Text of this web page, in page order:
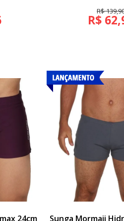
R$
R$
24cm Sunga Mormaii